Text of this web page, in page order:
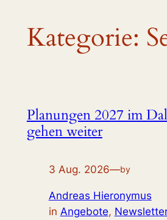
Kategorie:
Planungen 2027 im
gehen weiter
3 Aug. 2026—by
Andreas Hieronymus
in Angebote, Newsletter